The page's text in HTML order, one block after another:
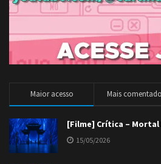
Maior acesso Mais
[Filme] Crítica –
15/05/2026